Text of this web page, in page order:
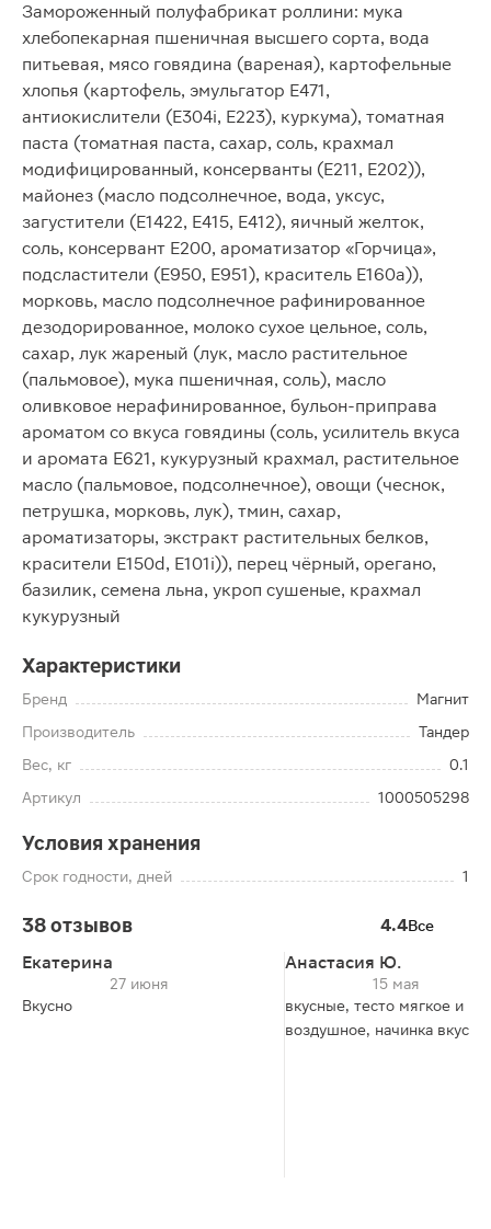
Замороженный полуфабрикат роллини: мука
хлебопекарная пшеничная высшего сорта, вода
питьевая, мясо говядина (вареная), картофельные
хлопья (картофель, эмульгатор Е471,
антиокислители (Е304i, Е223), куркума), томатная
паста (томатная паста, сахар, соль, крахмал
модифицированный, консерванты (Е211, Е202)),
майонез (масло подсолнечное, вода, уксус,
загустители (Е1422, Е415, Е412), яичный желток,
соль, консервант Е200, ароматизатор «Горчица»,
подсластители (Е950, Е951), краситель Е160а)),
морковь, масло подсолнечное рафинированное
дезодорированное, молоко сухое цельное, соль,
сахар, лук жареный (лук, масло растительное
(пальмовое), мука пшеничная, соль), масло
оливковое нерафинированное, бульон-приправа
ароматом со вкуса говядины (соль, усилитель вкуса
и аромата Е621, кукурузный крахмал, растительное
масло (пальмовое, подсолнечное), овощи (чеснок,
петрушка, морковь, лук), тмин, сахар,
ароматизаторы, экстракт растительных белков,
красители Е150d, Е101i)), перец чёрный, орегано,
базилик, семена льна, укроп сушеные, крахмал
кукурузный
Характеристики
Бренд
Магнит
Производитель
Тандер
Вес, кг
0.1
Артикул
1000505298
Условия хранения
Срок годности, дней 1
38 отзывов 4.4Все
Екатерина
27 июня
Вкусно
Анастасия Ю.
15 мая
вкусные, тесто мягкое и
воздушное, начинка